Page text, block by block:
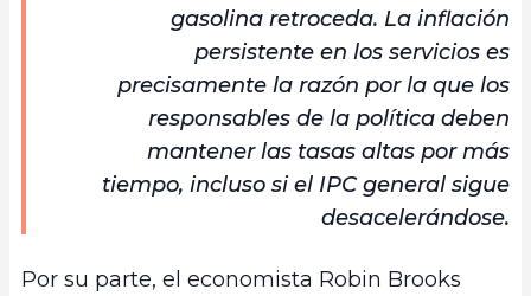
gasolina retroceda. La inflación
persistente en los servicios es
precisamente la razón por la que los
responsables de la política deben
mantener las tasas altas por más
tiempo, incluso si el IPC general sigue
desacelerándose.
Por su parte, el economista Robin Brooks